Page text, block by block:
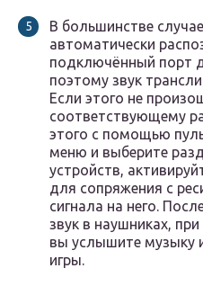
В большинстве
автоматически
подключённый порт
поэтому звук
Если этого не
соответствующему
этого с помощью
меню и выберите
устройств,
для сопряжения с
сигнала на него.
звук в наушниках,
вы услышите музыку
игры.